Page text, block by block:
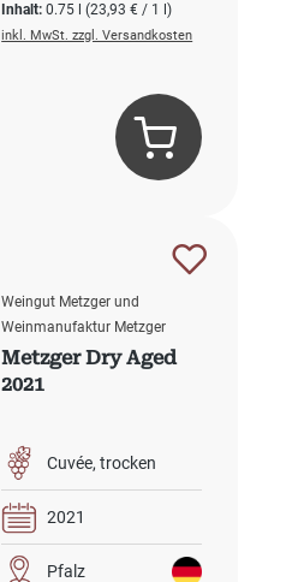
Inhalt:0.75 l(23,93 € / 1 l)
inkl. MwSt. zzgl. Versandkosten
Weingut Metzger und
Weinmanufaktur Metzger
Metzger Dry Aged
2021
Cuvée trocken
2021
Pfalz